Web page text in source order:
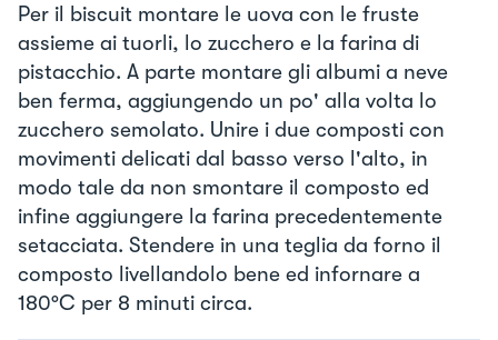
Per il biscuit montare le uova con le fruste
assieme ai tuorli, lo zucchero e la farina di
pistacchio. A parte montare gli albumi a neve
ben ferma, aggiungendo un po' alla volta lo
zucchero semolato. Unire i due composti con
movimenti delicati dal basso verso l'alto, in
modo tale da non smontare il composto ed
infine aggiungere la farina precedentemente
setacciata. Stendere in una teglia da forno il
composto livellandolo bene ed infornare a
180°C per 8 minuti circa.